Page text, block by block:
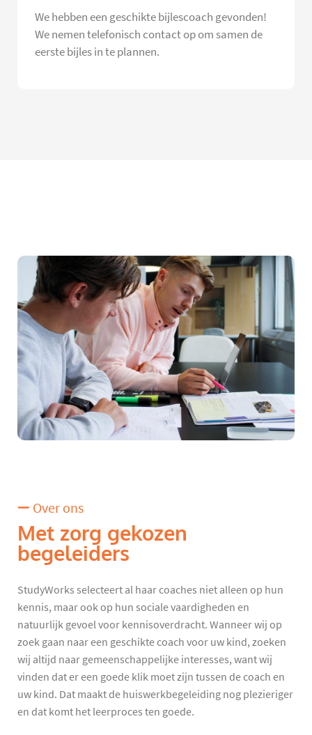
We hebben een geschikte bijlescoach gevonden!
We nemen telefonisch contact op om samen de
eerste bijles in te plannen.
Over ons
Met zorg gekozen
begeleiders
StudyWorks selecteert al haar coaches niet alleen op hun
kennis, maar ook op hun sociale vaardigheden en
natuurlijk gevoel voor kennisoverdracht. Wanneer wij op
zoek gaan naar een geschikte coach voor uw kind, zoeken
wij altijd naar gemeenschappelijke interesses, want wij
vinden dat er een goede klik moet zijn tussen de coach en
uw kind. Dat maakt de huiswerkbegeleiding nog plezieriger
en dat komt het leerproces ten goede.